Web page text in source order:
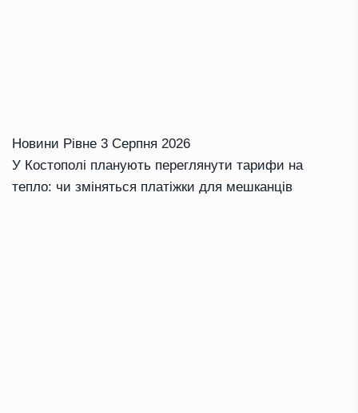
Новини Рівне 3 Серпня 2026
У Костополі планують переглянути тарифи на
тепло: чи зміняться платіжки для мешканців